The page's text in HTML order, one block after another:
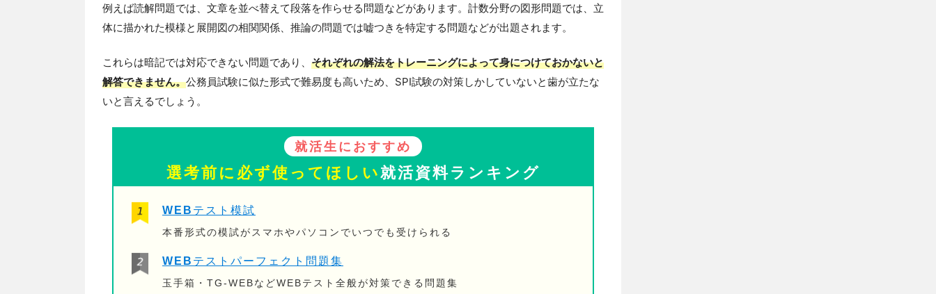
例えば読解問題では、文章を並べ替えて段落を作らせる問題などがあります。計数分野の図形問題では、立
体に描かれた模様と展開図の相関関係、推論の問題では嘘つきを特定する問題などが出題されます。
これらは暗記では対応できない問題であり、 それぞれの解法をトレーニングによって身につけておかないと
解答できません。公務員試験に似た形式で難易度も高いため、SPI試験の対策しかしていないと歯が立たな
いと言えるでしょう。
就活生におすすめ
選考前に必ず使ってほしい就活資料ランキング
WEBテスト模試
本番形式の模試がスマホやパソコンでいつでも受けられる
WEBテストパーフェクト問題集
玉手箱・TG-WEBなどWEBテスト全般が対策できる問題集